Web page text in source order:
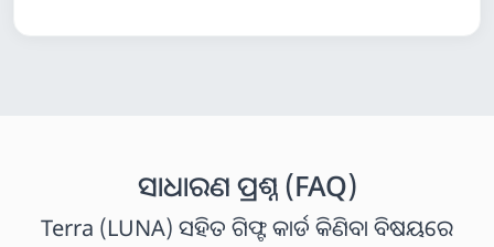
ସାଧାରଣ ପ୍ରଶ୍ନ (FAQ)
Terra (LUNA) ସହିତ ଗିଫ୍ଟ କାର୍ଡ କିଣିବା ବିଷୟରେ